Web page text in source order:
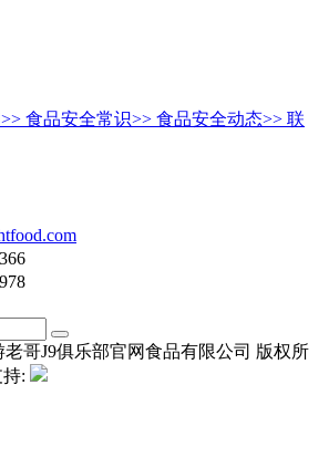
>> 食品安全常识>> 食品安全动态>> 联
哥J9俱乐部官网食品有限公司 版权所
: